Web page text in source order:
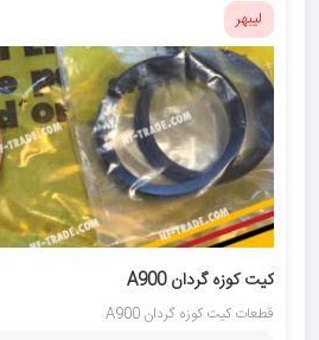
لیبهر
كيت كوزه گردان A900
قطعات كيت كوزه گردان A900